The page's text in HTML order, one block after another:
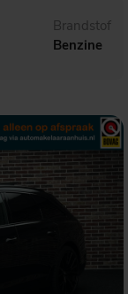
Brandstof
Benzine